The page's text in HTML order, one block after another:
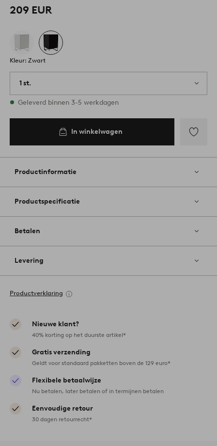
209 EUR
Kleur: Zwart
1 st.
Op voorraad
Geleverd binnen 3-5 werkdagen
In winkelwagen
aan
Productinformatie
Productspecificatie
Betalen
Levering
Productverklaring
Nieuwe klant?
40% korting op het duurste artikel*
Gratis verzending
Geldt voor standaard pakketten boven de 129 euro*
Flexibele betaalwijze
Nu betalen, later betalen of in termijnen betalen
Eenvoudige retour
30 dagen retourrecht*